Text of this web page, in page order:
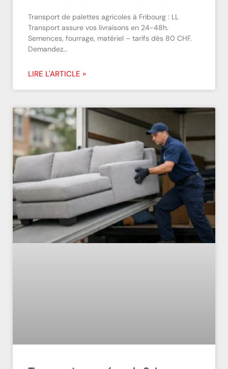
Transport de palettes agricoles à Fribourg : LL
Transport assure vos livraisons en 24-48h.
Semences, fourrage, matériel – tarifs dès 80 CHF.
Demandez…
LIRE L'ARTICLE »